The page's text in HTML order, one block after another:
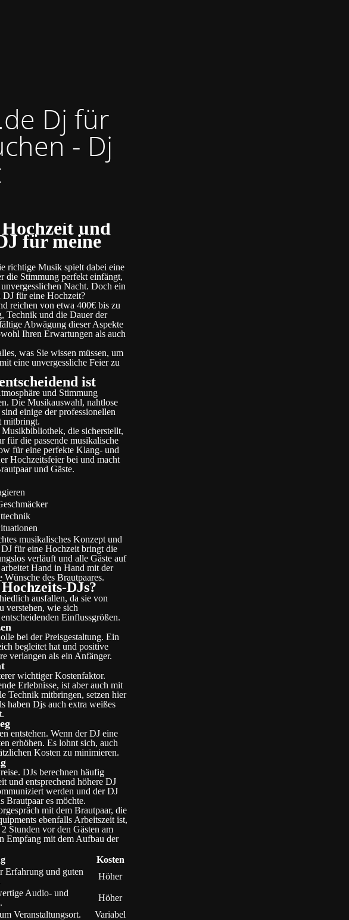
Dj für
- Dj
und
für meine
richtige Musik spielt dabei eine
die Stimmung perfekt einfängt,
Nacht. Doch ein
DJ für eine Hochzeit?
reichen von etwa 400€ bis zu
Technik und die Dauer der
Abwägung dieser Aspekte
Ihren Erwartungen als auch
was Sie wissen müssen, um
eine unvergessliche Feier zu
ist
und Stimmung
Die Musikauswahl, nahtlose
einige der professionellen
mitbringt.
die sicherstellt,
für die passende musikalische
für eine perfekte Klang- und
Hochzeitsfeier bei und macht
und Gäste.
musikalisches Konzept und
für eine Hochzeit bringt die
verläuft und alle Gäste auf
Hand in Hand mit der
des Brautpaares.
DJs?
ausfallen, da sie von
verstehen, wie sich
Einflussgrößen.
bei der Preisgestaltung. Ein
begleitet hat und positive
verlangen als ein Anfänger.
wichtiger Kostenfaktor.
Erlebnisse, ist aber auch mit
Technik mitbringen, setzen hier
haben Djs auch extra weißes
entstehen. Wenn der DJ eine
erhöhen. Es lohnt sich, auch
Kosten zu minimieren.
DJs berechnen häufig
und entsprechend höhere DJ
werden und der DJ
Brautpaar es möchte.
mit dem Brautpaar, die
ebenfalls Arbeitszeit ist,
Stunden vor den Gästen am
Empfang mit dem Aufbau der
Kosten
Erfahrung und guten
Höher
Audio- und
Höher
Veranstaltungsort.
Variabel